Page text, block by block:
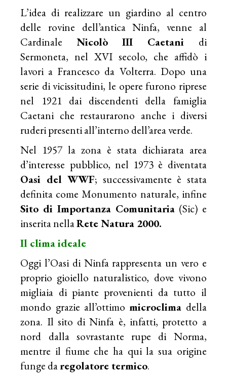
L’idea di realizzare un giardino al centro
delle rovine dell’antica Ninfa, venne al
Cardinale Nicolò III Caetani di
Sermoneta, nel XVI secolo, che affidò i
lavori a Francesco da Volterra. Dopo una
serie di vicissitudini, le opere furono riprese
nel 1921 dai discendenti della famiglia
Caetani che restaurarono anche i diversi
ruderi presenti all’interno dell’area verde.
Nel 1957 la zona è stata dichiarata area
d’interesse pubblico, nel 1973 è diventata
Oasi del WWF; successivamente è stata
definita come Monumento naturale, infine
Sito di Importanza Comunitaria(Sic) e
inserita nellaRete Natura 2000.
Il clima ideale
Oggi l’Oasi di Ninfa rappresenta un vero e
proprio gioiello naturalistico, dove vivono
migliaia di piante provenienti da tutto il
mondo grazie all’ottimomicroclima della
zona. Il sito di Ninfa è, infatti, protetto a
nord dalla sovrastante rupe di Norma,
mentre il fiume che ha qui la sua origine
funge daregolatore termico.